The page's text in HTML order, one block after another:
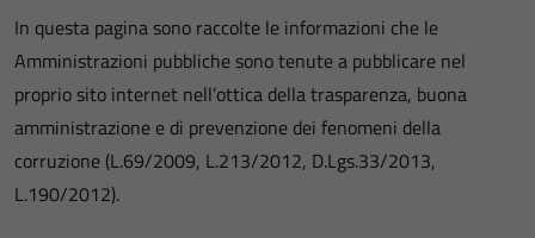
In questa pagina sono raccolte le informazioni che le
Amministrazioni pubbliche sono tenute a pubblicare nel
proprio sito internet nell’ottica della trasparenza, buona
amministrazione e di prevenzione dei fenomeni della
corruzione (L.69/2009, L.213/2012, D.Lgs.33/2013,
L.190/2012).